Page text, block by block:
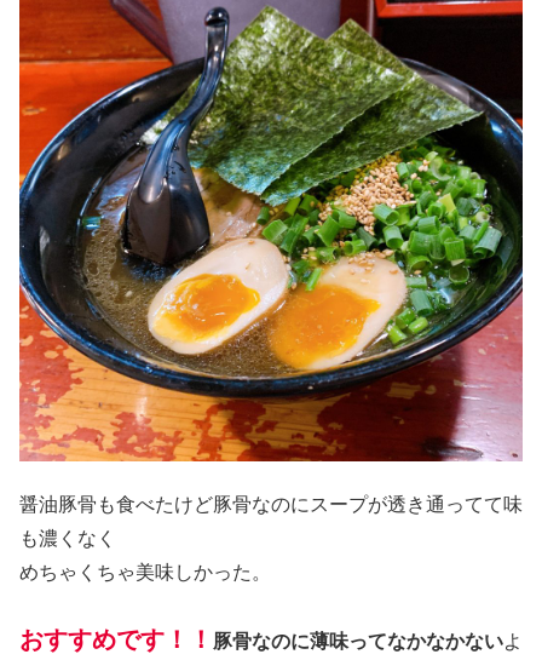
醤油豚骨も食べたけど豚骨なのにスープが透き通ってて味
も濃くなく
めちゃくちゃ美味しかった。
おすすめです！！ 豚骨なのに薄味ってなかなかないよ